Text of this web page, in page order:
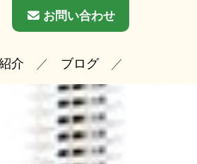
お問い合わせ
介 ブログ